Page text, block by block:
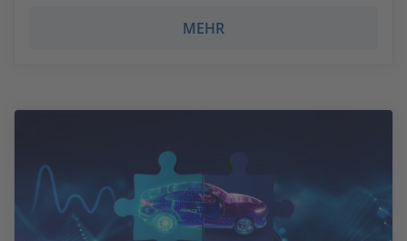
MEHR